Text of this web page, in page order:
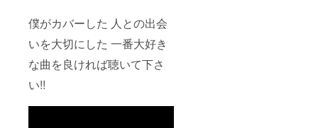
僕がカバーした 人との出会
いを大切にした 一番大好き
な曲を良ければ聴いて下さ
い!!